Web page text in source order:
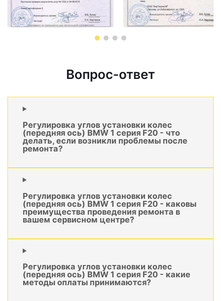
Вопрос-ответ
Регулировка углов установки колес
(передняя ось) BMW 1 серия F20 - что
делать, если возникли проблемы после
ремонта?
Регулировка углов установки колес
(передняя ось) BMW 1 серия F20 - каковы
преимущества проведения ремонта в
вашем сервисном центре?
Регулировка углов установки колес
(передняя ось) BMW 1 серия F20 - какие
методы оплаты принимаются?